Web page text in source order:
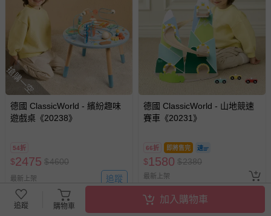
搶購一空
德國 ClassicWorld - 繽紛趣味
遊戲桌《20238》
54折
$2475 $4600
最新上架 追蹤
德國 ClassicWorld - 山地競速
賽車《20231》
66折 即將售完
$1580 $2380
最新上架
追蹤 購物車
加入購物車